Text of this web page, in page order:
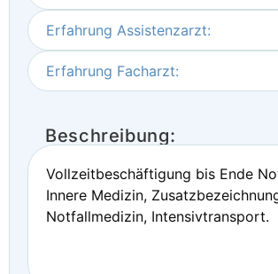
Erfahrung Assistenzarzt:
Erfahrung Facharzt:
Beschreibung:
Vollzeitbeschäftigung bis Ende
Innere Medizin,
Notfallmedizin, Intensivtransport.